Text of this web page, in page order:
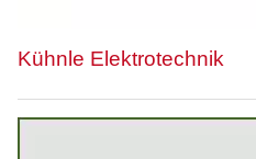
Kühnle Elektrotechnik